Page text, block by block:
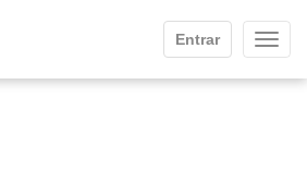
Entrar